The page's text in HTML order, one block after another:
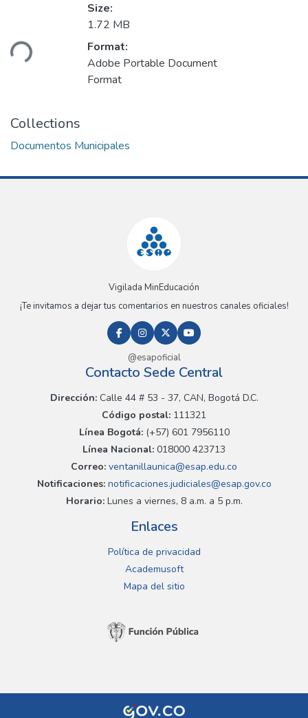
Size:
1.72 MB
Format:
Adobe Portable Document
Format
Collections
Documentos Municipales
Vigilada MinEducación
¡Te invitamos a dejar tus comentarios en nuestros canales oficiales!
@esapoficial
Contacto Sede Central
Dirección:Calle 44 # 53 - 37, CAN, Bogotá D.C.
Código postal: 111321
Línea Bogotá:(+57) 601 7956110
Línea Nacional: 018000 423713
Correo: ventanillaunica@esap.edu.co
Notificaciones:notificaciones.judiciales@esap.gov.co
Horario:Lunes a viernes, 8 a.m. a 5 p.m.
Enlaces
Política de privacidad
Academusoft
Mapa del sitio